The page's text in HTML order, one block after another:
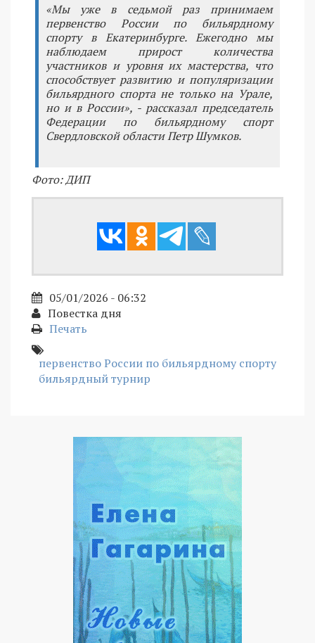
«Мы уже в седьмой раз принимаем
первенство России по бильярдному
спорту в Екатеринбурге. Ежегодно мы
наблюдаем прирост количества
участников и уровня их мастерства, что
способствует развитию и популяризации
бильярдного спорта не только на Урале,
но и в России», - рассказал председатель
Федерации по бильярдному спорт
Свердловской области Петр Шумков.
Фото: ДИП
05/01/2026 - 06:32
Повестка дня
Печать
первенство России по бильярдному спорту
бильярдный турнир